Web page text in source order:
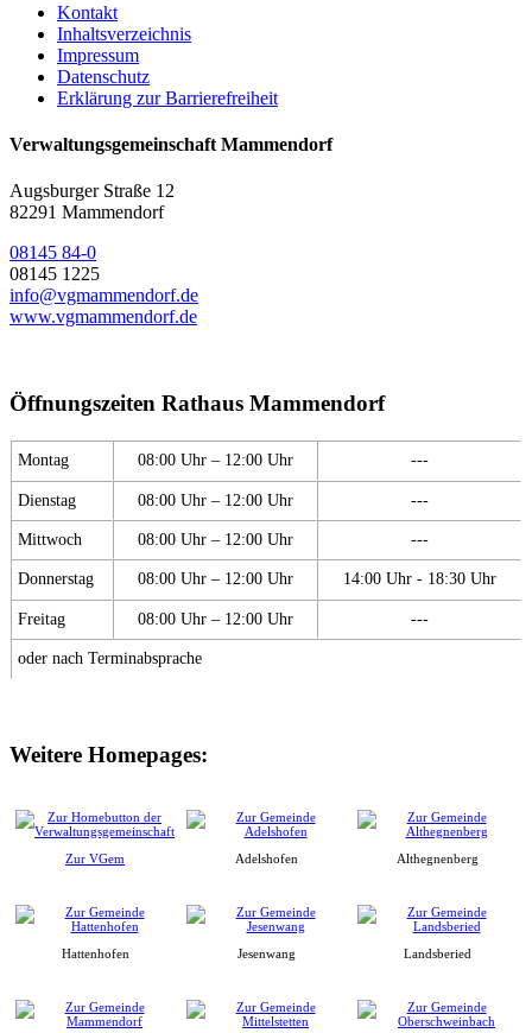
Kontakt
Inhaltsverzeichnis
Impressum
Datenschutz
Erklärung zur Barrierefreiheit
Verwaltungsgemeinschaft Mammendorf
Augsburger Straße 12
82291 Mammendorf
08145 84-0
08145 1225
info@vgmammendorf.de
www.vgmammendorf.de
Öffnungszeiten Rathaus Mammendorf
Montag 08:00 Uhr – 12:00 Uhr ---
Dienstag 08:00 Uhr – 12:00 Uhr ---
Mittwoch 08:00 Uhr – 12:00 Uhr ---
Donnerstag 08:00 Uhr – 12:00 Uhr 14:00 Uhr - 18:30 Uhr
Freitag 08:00 Uhr – 12:00 Uhr ---
oder nach Terminabsprache
Weitere Homepages:
Zur VGem Adelshofen Althegnenberg
Hattenhofen Jesenwang Landsberied